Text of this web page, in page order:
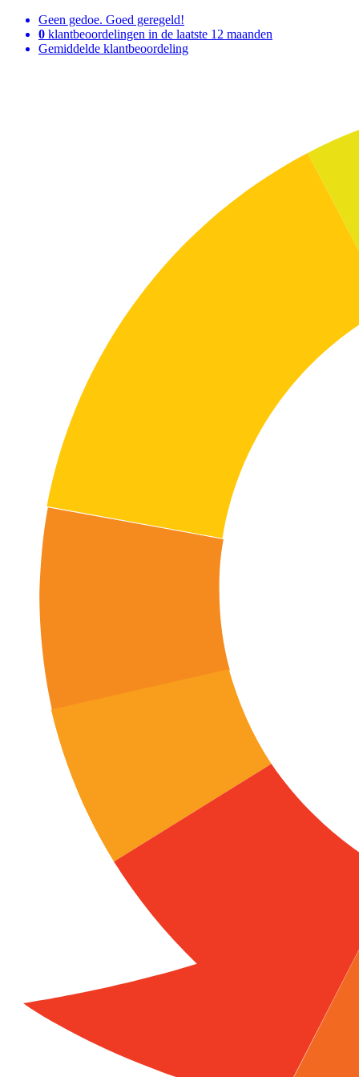
Geen gedoe. Goed geregeld!
0 klantbeoordelingen in de laatste 12 maanden
Gemiddelde klantbeoordeling